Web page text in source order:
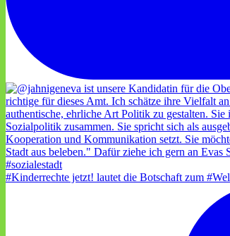
#Kinderrechte jetzt! lautet die Botschaft zum #Wel